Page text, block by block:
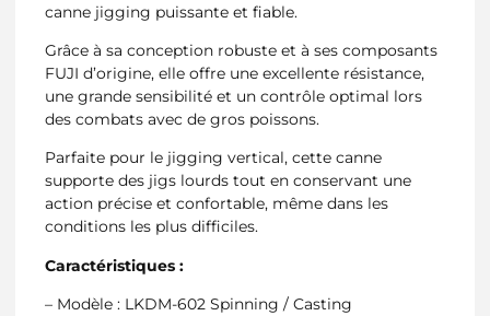
canne jigging puissante et fiable.
Grâce à sa conception robuste et à ses composants
FUJI d’origine, elle offre une excellente résistance,
une grande sensibilité et un contrôle optimal lors
des combats avec de gros poissons.
Parfaite pour le jigging vertical, cette canne
supporte des jigs lourds tout en conservant une
action précise et confortable, même dans les
conditions les plus difficiles.
Caractéristiques :
– Modèle : LKDM-602 Spinning / Casting